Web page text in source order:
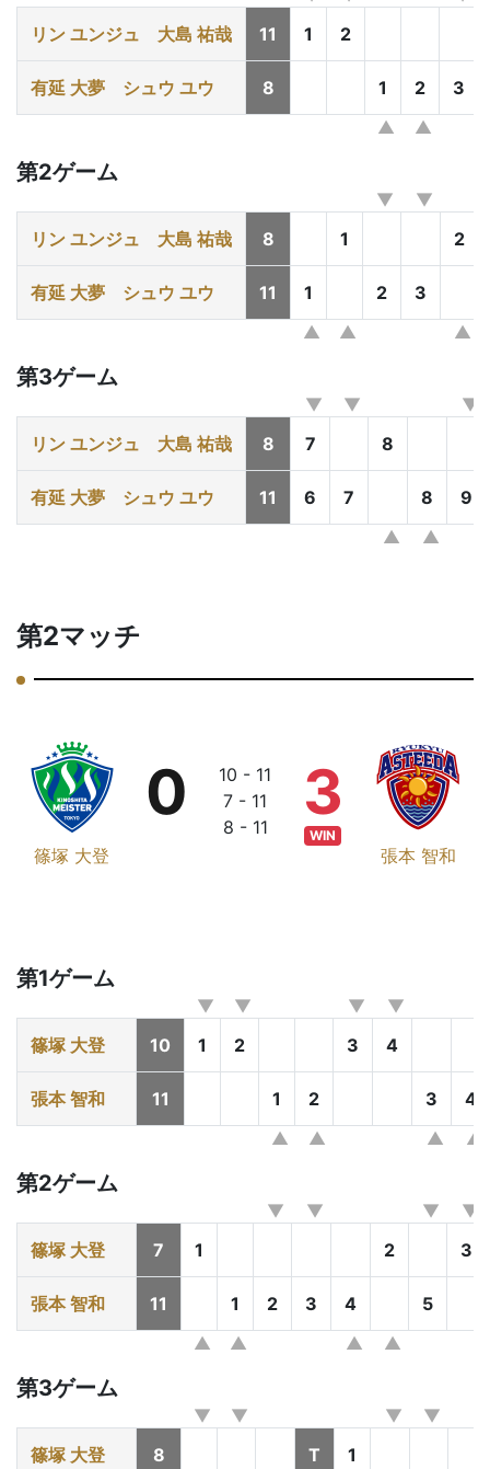
リン ユンジュ 大島 祐哉 11 1 2
有延 大夢 シュウ ユウ 8 1 2 3
第2ゲーム
リン ユンジュ 大島 祐哉 8 1 2
有延 大夢 シュウ ユウ 11 1 2 3
第3ゲーム
リン ユンジュ 大島 祐哉 8 7 8
有延 大夢 シュウ ユウ 11 6 7 8 9
第2マッチ
篠塚 大登
0
10 - 11
7 - 11
8 - 11
張本 智和
3
WIN
第1ゲーム
篠塚 大登 10 1 2 3 4
張本 智和 11 1 2 3 4
第2ゲーム
篠塚 大登 7 1 2 3
張本 智和 11 1 2 3 4 5
第3ゲーム
篠塚 大登 8 T 1